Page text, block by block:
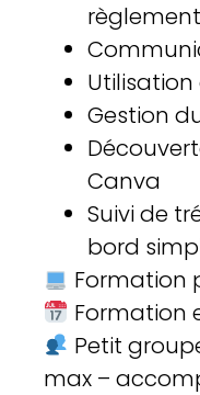
Utilisation
Gestion
Canva
Suivi de
bord
Formation
Formation
Petit
max –